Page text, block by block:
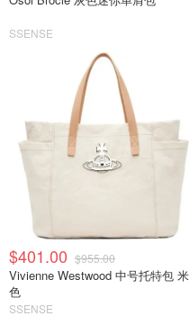
SSENSE
$401.00 $955.00
Vivienne Westwood 中号托特包 米
色
SSENSE